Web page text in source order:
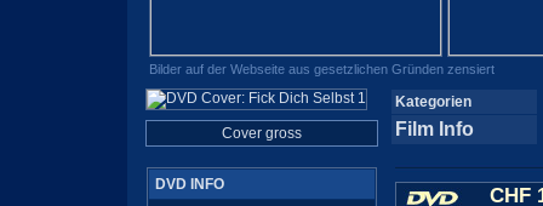
Bilder auf der Webseite aus gesetzlichen Gründen zensiert
Cover gross
DVD INFO
Kategorien
Film Info
CHF